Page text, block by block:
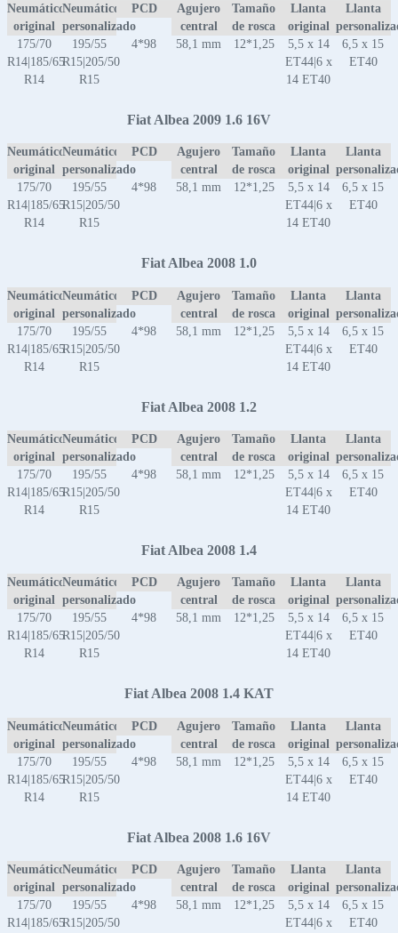
Neumático
original
Neumático
personalizado
PCD
Agujero
central
Tamaño
de rosca
Llanta
original
Llanta
175/70
R14|185/65
R14
195/55
R15|205/50
R15
4*98 58,1 mm 12*1,25
5,5 x 14
ET44|6 x
14 ET40
6,5 x 15
ET40
Fiat Albea 2009 1.6 16V
Neumático
original
Neumático
personalizado
PCD
Agujero
central
Tamaño
de rosca
Llanta
original
Llanta
175/70
R14|185/65
R14
195/55
R15|205/50
R15
4*98 58,1 mm 12*1,25
5,5 x 14
ET44|6 x
14 ET40
6,5 x 15
ET40
Fiat Albea 2008 1.0
Neumático
original
Neumático
personalizado
PCD
Agujero
central
Tamaño
de rosca
Llanta
original
Llanta
175/70
R14|185/65
R14
195/55
R15|205/50
R15
4*98 58,1 mm 12*1,25
5,5 x 14
ET44|6 x
14 ET40
6,5 x 15
ET40
Fiat Albea 2008 1.2
Neumático
original
Neumático
personalizado
PCD
Agujero
central
Tamaño
de rosca
Llanta
original
Llanta
175/70
R14|185/65
R14
195/55
R15|205/50
R15
4*98 58,1 mm 12*1,25
5,5 x 14
ET44|6 x
14 ET40
6,5 x 15
ET40
Fiat Albea 2008 1.4
Neumático
original
Neumático
personalizado
PCD
Agujero
central
Tamaño
de rosca
Llanta
original
Llanta
175/70
R14|185/65
R14
195/55
R15|205/50
R15
4*98 58,1 mm 12*1,25
5,5 x 14
ET44|6 x
14 ET40
6,5 x 15
ET40
Fiat Albea 2008 1.4 KAT
Neumático
original
Neumático
personalizado
PCD
Agujero
central
Tamaño
de rosca
Llanta
original
Llanta
175/70
R14|185/65
R14
195/55
R15|205/50
R15
4*98 58,1 mm 12*1,25
5,5 x 14
ET44|6 x
14 ET40
6,5 x 15
ET40
Fiat Albea 2008 1.6 16V
Neumático
original
Neumático
personalizado
PCD
Agujero
central
Tamaño
de rosca
Llanta
original
Llanta
175/70
R14|185/65
195/55
R15|205/50
4*98 58,1 mm 12*1,25
5,5 x 14
ET44|6 x
6,5 x 15
ET40